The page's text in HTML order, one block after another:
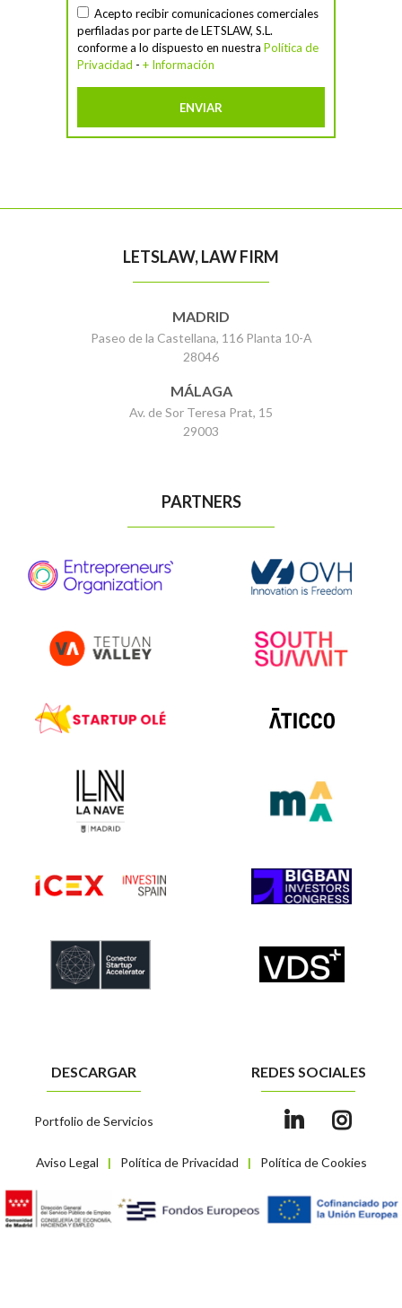
Acepto recibir comunicaciones comerciales
perfiladas por parte de LETSLAW, S.L.
conforme a lo dispuesto en nuestra Política de
Privacidad - + Información
LETSLAW, LAW FIRM
MADRID
Paseo de la Castellana, 116 Planta 10-A
28046
MÁLAGA
Av. de Sor Teresa Prat, 15
29003
PARTNERS
Aviso Legal | Política de Privacidad | Política de Cookies
DESCARGAR
Portfolio de Servicios
REDES SOCIALES